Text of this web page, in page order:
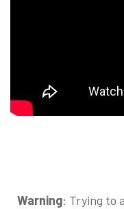
Warning: Trying to